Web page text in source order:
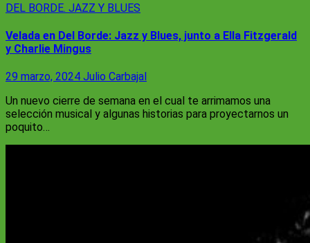
DEL BORDE. JAZZ Y BLUES
Velada en Del Borde: Jazz y Blues, junto a Ella Fitzgerald
y Charlie Mingus
29 marzo, 2024 Julio Carbajal
Un nuevo cierre de semana en el cual te arrimamos una
selección musical y algunas historias para proyectarnos un
poquito…